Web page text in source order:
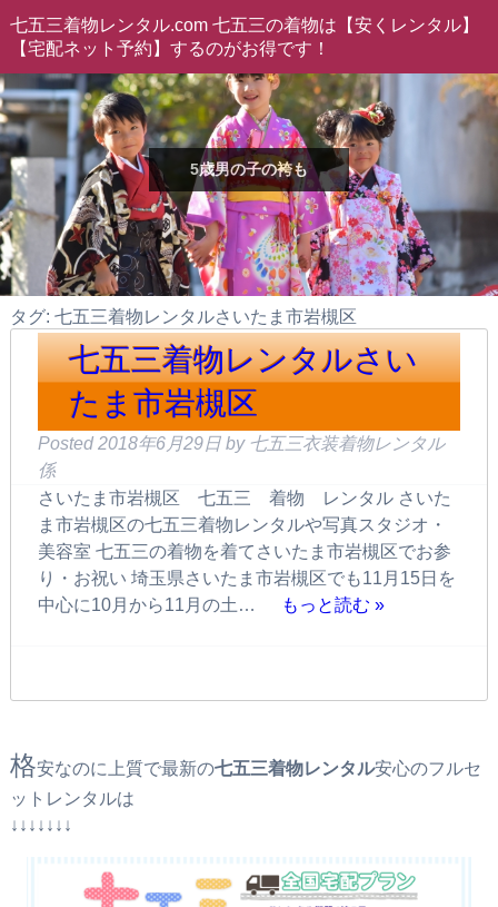
七五三着物レンタル.com 七五三の着物は【安くレンタル】
【宅配ネット予約】するのがお得です！
5歳男の子の袴も
タグ: 七五三着物レンタルさいたま市岩槻区
七五三着物レンタルさい
たま市岩槻区
Posted 2018年6月29日 by 七五三衣装着物レンタル
係
さいたま市岩槻区 七五三 着物 レンタル さいた
ま市岩槻区の七五三着物レンタルや写真スタジオ・
美容室 七五三の着物を着てさいたま市岩槻区でお参
り・お祝い 埼玉県さいたま市岩槻区でも11月15日を
中心に10月から11月の土…
もっと読む »
格安なのに上質で最新の七五三着物レンタル安心のフルセ
ットレンタルは
↓↓↓↓↓↓↓